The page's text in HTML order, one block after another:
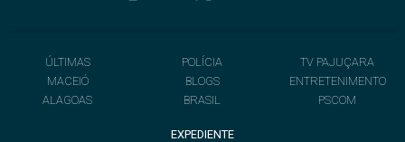
ÚLTIMAS
MACEIÓ
ALAGOAS
POLÍCIA
BLOGS
BRASIL
TV PAJUÇARA
ENTRETENIMENTO
PSCOM
EXPEDIENTE